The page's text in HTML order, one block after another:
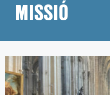
MISSIÓ